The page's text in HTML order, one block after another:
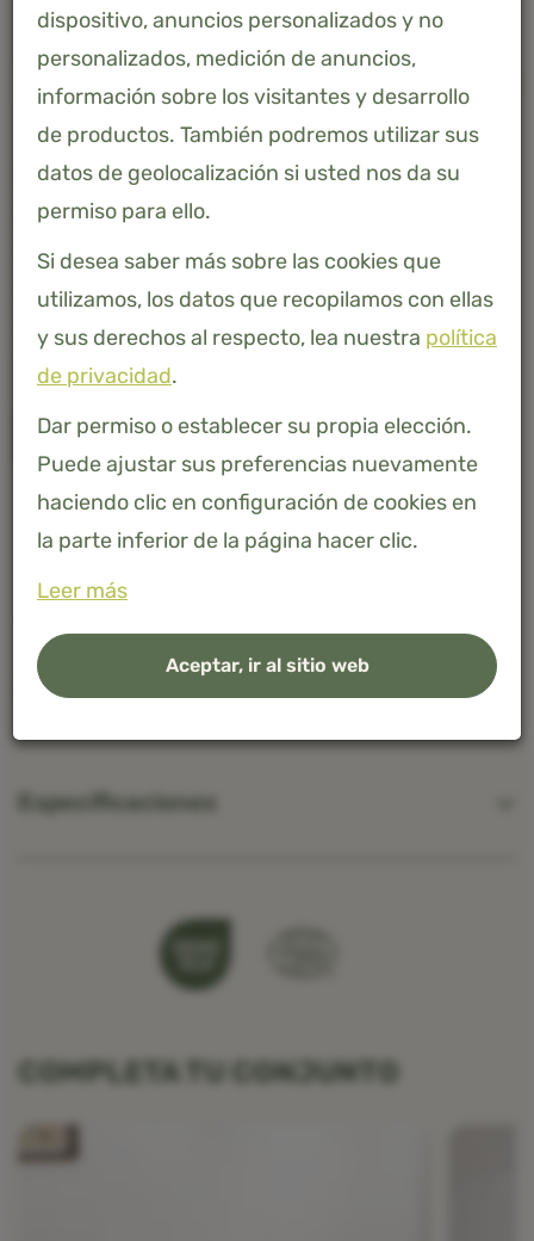
- AÑADIR A LA CESTA
Este artículo está actualmente agotado. Elija un pedido
pendiente con un tiempo de entrega de 2 a 4 semanas
o deje su dirección de correo electrónico para recibir
una notificación tan pronto como vuelva a estar
disponible.
Avísame
Descripción
Especificaciones
COMPLETA TU CONJUNTO
dispositivo, anuncios personalizados y no
personalizados, medición de anuncios,
información sobre los visitantes y desarrollo
de productos. También podremos utilizar sus
datos de geolocalización si usted nos da su
permiso para ello.
Si desea saber más sobre las cookies que
utilizamos, los datos que recopilamos con ellas
y sus derechos al respecto, lea nuestra política
de privacidad.
Dar permiso o establecer su propia elección.
Puede ajustar sus preferencias nuevamente
haciendo clic en configuración de cookies en
la parte inferior de la página hacer clic.
Leer más
Aceptar, ir al sitio web